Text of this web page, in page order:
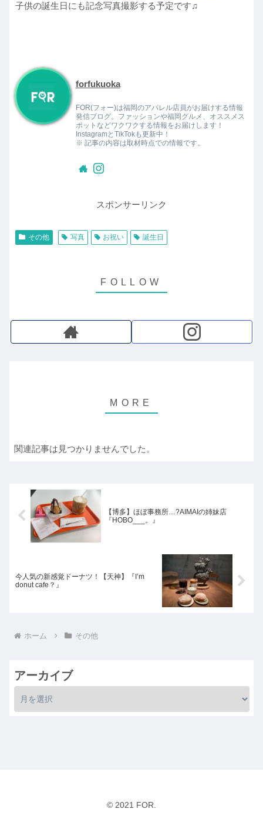
子供の誕生日にも記念写真撮影する予定です♫
forfukuoka
FOR(フォー)は福岡のアパレル店員がお届けする情報
発信ブログ。ファッションや福岡グルメ、オススメス
ポットなどワクワクする情報をお届けします！
InstagramとTikTokも更新中！
※ 記事の内容は取材時点での情報です。
スポンサーリンク
その他 写真 お祝い 誕生日
関連記事は見つかりませんでした。
【博多】ほぼ事務所…?AIMAIの姉妹店
『HOBO___。』
今人気の新感覚ドーナツ！【天神】『I’m
donut cafe？』
ホーム その他
アーカイブ
© 2021 FOR.